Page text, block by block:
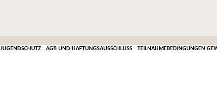
JUGENDSCHUTZ AGB UND HAFTUNGSAUSSCHLUSS TEILNAHMEBEDINGUNGEN